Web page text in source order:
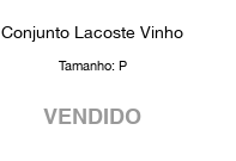
Conjunto Lacoste Vinho
Tamanho: P
VENDIDO